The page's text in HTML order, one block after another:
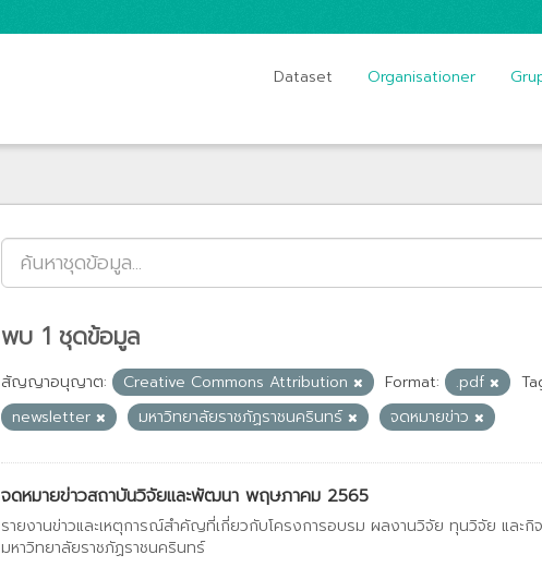
Dataset Organisationer
พบ 1 ชุดข้อมูล
สัญญาอนุญาต: Creative Commons Attribution Format: .pdf
newsletter
มหาวิทยาลัยราชภัฏราชนครินทร์ จดหมายข่าว
จดหมายข่าวสถาบันวิจัยและพัฒนา พฤษภาคม 2565
รายงานข่าวและเหตุการณ์สำคัญที่เกี่ยวกับโครงการอบรม ผลงานวิจัย ทุนวิจัย แล
มหาวิทยาลัยราชภัฏราชนครินทร์